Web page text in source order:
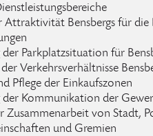
Attraktivität Bensbergs für die
der Parkplatzsituation für
Verkehrsverhältnisse
Pflege der Einkaufszonen
der Kommunikation der
Zusammenarbeit von Stadt,
und Gremien